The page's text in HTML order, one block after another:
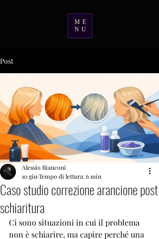
ME
NU
Post
Caso studio correzione arancione post
schiaritura
Alessio Bianconi
10 giu Tempo di lettura: 6 min
Ci sono situazioni in cui il problema
non è schiarire, ma capire perché una